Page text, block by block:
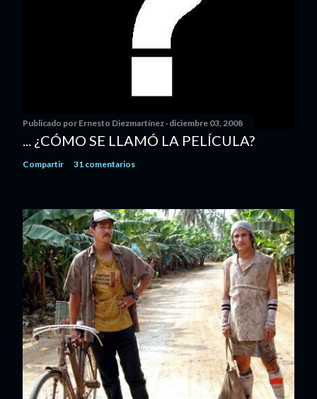
Publicado por Ernesto Diezmartínez diciembre 03, 2008
... ¿CÓMO SE LLAMÓ LA PELÍCULA?
Compartir 31 comentarios